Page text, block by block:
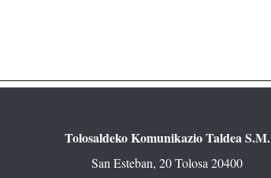
Tolosaldeko Komunikazio Taldea S.M.
San Esteban, 20 Tolosa 20400